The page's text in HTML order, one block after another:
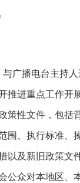
广播电台主持人
推进重点工作开
策性文件，包括
围、执行标准、
以及新旧政策文
公众对本地区、